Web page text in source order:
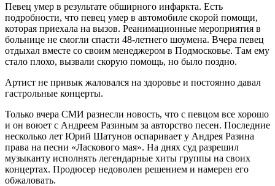
Певец умер в результате обширного инфаркта. Есть
подробности, что певец умер в автомобиле скорой помощи,
которая приехала на вызов. Реанимационные мероприятия в
больнице не смогли спасти 48-летнего шоумена. Вчера певец
отдыхал вместе со своим менеджером в Подмосковье. Там ему
стало плохо, вызвали скорую помощь, но было поздно.
Артист не привык жаловался на здоровье и постоянно давал
гастрольные концерты.
Только вчера СМИ разнесли новость, что с певцом все хорошо
и он воюет с Андреем Разиным за авторство песен. Последние
несколько лет Юрий Шатунов оспаривает у Андрея Разина
права на песни «Ласкового мая». На днях суд разрешил
музыканту исполнять легендарные хиты группы на своих
концертах. Продюсер недоволен решением и намерен его
обжаловать.